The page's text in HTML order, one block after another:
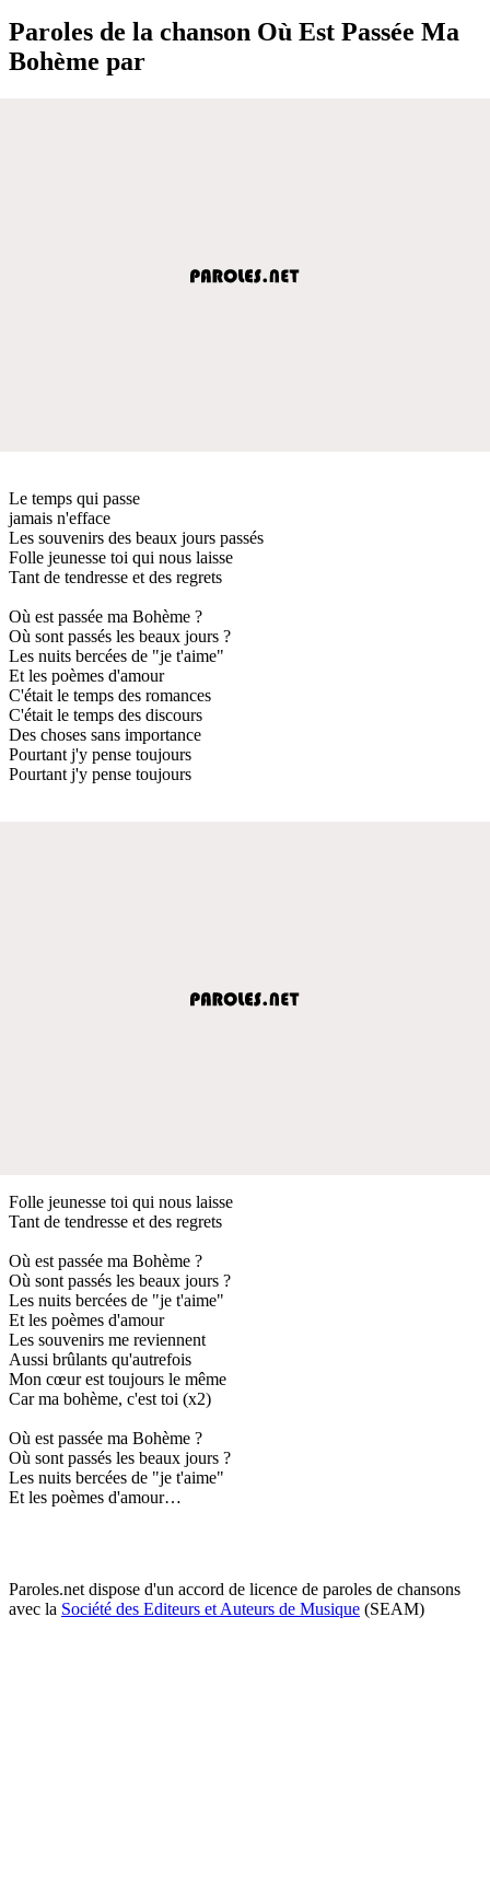
Paroles de la chanson Où Est Passée Ma
Bohème par
Le temps qui passe
jamais n'efface
Les souvenirs des beaux jours passés
Folle jeunesse toi qui nous laisse
Tant de tendresse et des regrets
Où est passée ma Bohème ?
Où sont passés les beaux jours ?
Les nuits bercées de "je t'aime"
Et les poèmes d'amour
C'était le temps des romances
C'était le temps des discours
Des choses sans importance
Pourtant j'y pense toujours
Pourtant j'y pense toujours
Folle jeunesse toi qui nous laisse
Tant de tendresse et des regrets
Où est passée ma Bohème ?
Où sont passés les beaux jours ?
Les nuits bercées de "je t'aime"
Et les poèmes d'amour
Les souvenirs me reviennent
Aussi brûlants qu'autrefois
Mon cœur est toujours le même
Car ma bohème, c'est toi (x2)
Où est passée ma Bohème ?
Où sont passés les beaux jours ?
Les nuits bercées de "je t'aime"
Et les poèmes d'amour…
Paroles.net dispose d'un accord de licence de paroles de chansons
avec la Société des Editeurs et Auteurs de Musique (SEAM)